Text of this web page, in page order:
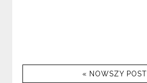
« NOWSZY POST